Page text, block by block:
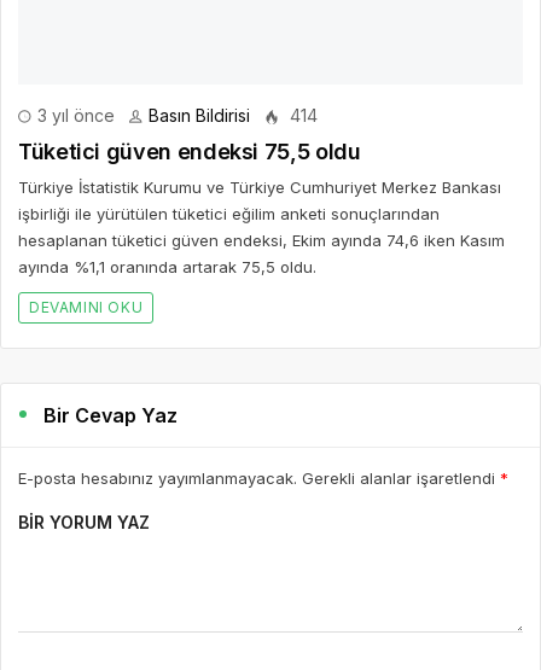
3 yıl önce Basın Bildirisi 414
Tüketici güven endeksi 75,5 oldu
Türkiye İstatistik Kurumu ve Türkiye Cumhuriyet Merkez Bankası
işbirliği ile yürütülen tüketici eğilim anketi sonuçlarından
hesaplanan tüketici güven endeksi, Ekim ayında 74,6 iken Kasım
ayında %1,1 oranında artarak 75,5 oldu.
DEVAMINI OKU
Bir Cevap Yaz
E-posta hesabınız yayımlanmayacak. Gerekli alanlar işaretlendi *
BIR YORUM YAZ